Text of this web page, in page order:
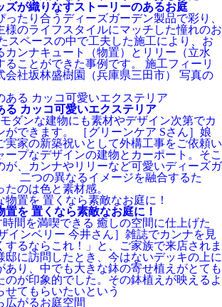
ズが織りなすストーリーのあるお庭
ったり合うディーズガーデン製品で彩り、
様のライフスタイルにマッチした憧れのお
スペースの中で工夫した施工により、お
カンナキュート（物置）とリリー（立水
ることができた事例です。 施工フィーリ
社坂林盛樹園（兵庫県三田市） 写真の
る カッコ可愛いエクステリア
ダンな建物にも素材やデザイン次第でカ
ができます。 ［グリーンケア Sさん］娘
実家の新築祝いとして外構工事をご依頼い
ープなデザインの建物とカーポート。そこ
が、カンナやリリーなど可愛いディーズガ
二つの異なるイメージを融合するた
のは色と素材感。
を 置くなら素敵なお庭に！
間を満喫できる 癒しの空間に仕上げた
インベリー 今井さん］雑誌でカンナを見
するならこれ！」と、ご家族で来店されま
邸に訪問したとき、今はないデッキの上に
あり、中でも大きな鉢の寄せ植えがとても
のが印象的でした。その鉢植えが映えるよ
せてもらいたいという